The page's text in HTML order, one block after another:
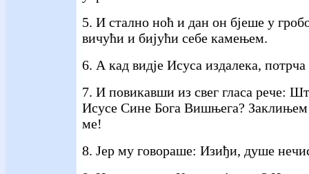
5. И стално ноћ и дан он бјеше у
вичући и бијући себе камењем.
6. А кад видје Исуса издалека,
7. И повикавши из свег гласа рече:
Исусе Сине Бога Вишњега?
ме!
8. Јер му говораше: Изиђи, душе